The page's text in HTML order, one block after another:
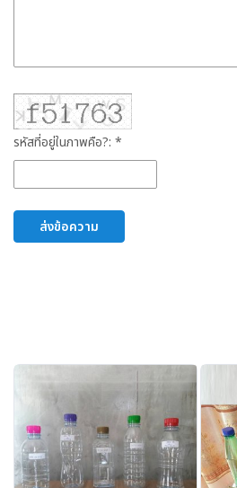
รหัสที่อยู่ในภาพคือ?: *
ส่งข้อความ